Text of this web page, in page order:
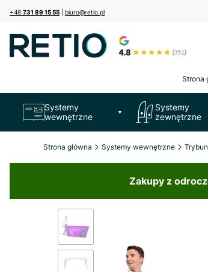
+48 731 89 15 55 biuro@retio.pl
Strona
Systemy
wewnętrzne
▼
Systemy
zewnętrzne
Strona główna Systemy wewnętrzne
Zakupy z